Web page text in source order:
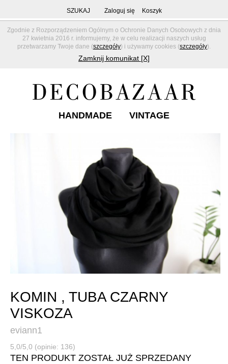
Zgodnie z Rozporządzeniem Ogólnym o Ochronie Danych Osobowych z dnia
27 kwietnia 2016 r. informujemy, że w celu realizacji naszych usług
przetwarzamy Twoje dane (szczegóły) i używamy cookies (szczegóły).
Zamknij komunikat [X]
SZUKAJ Zaloguj się Koszyk
HANDMADE VINTAGE
KOMIN , TUBA CZARNY
VISKOZA
eviann1
5,0/5,0 (opinie: 136)
TEN PRODUKT ZOSTAŁ JUŻ SPRZEDANY